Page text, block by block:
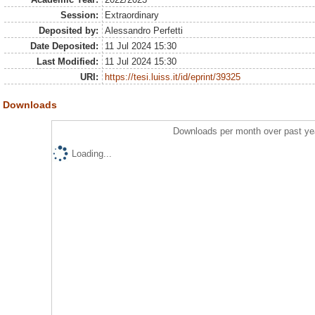
Session:
Extraordinary
Deposited by:
Alessandro Perfetti
Date Deposited:
11 Jul 2024 15:30
Last Modified:
11 Jul 2024 15:30
URI:
https://tesi.luiss.it/id/eprint/39325
Downloads
Downloads per month over past
Loading...